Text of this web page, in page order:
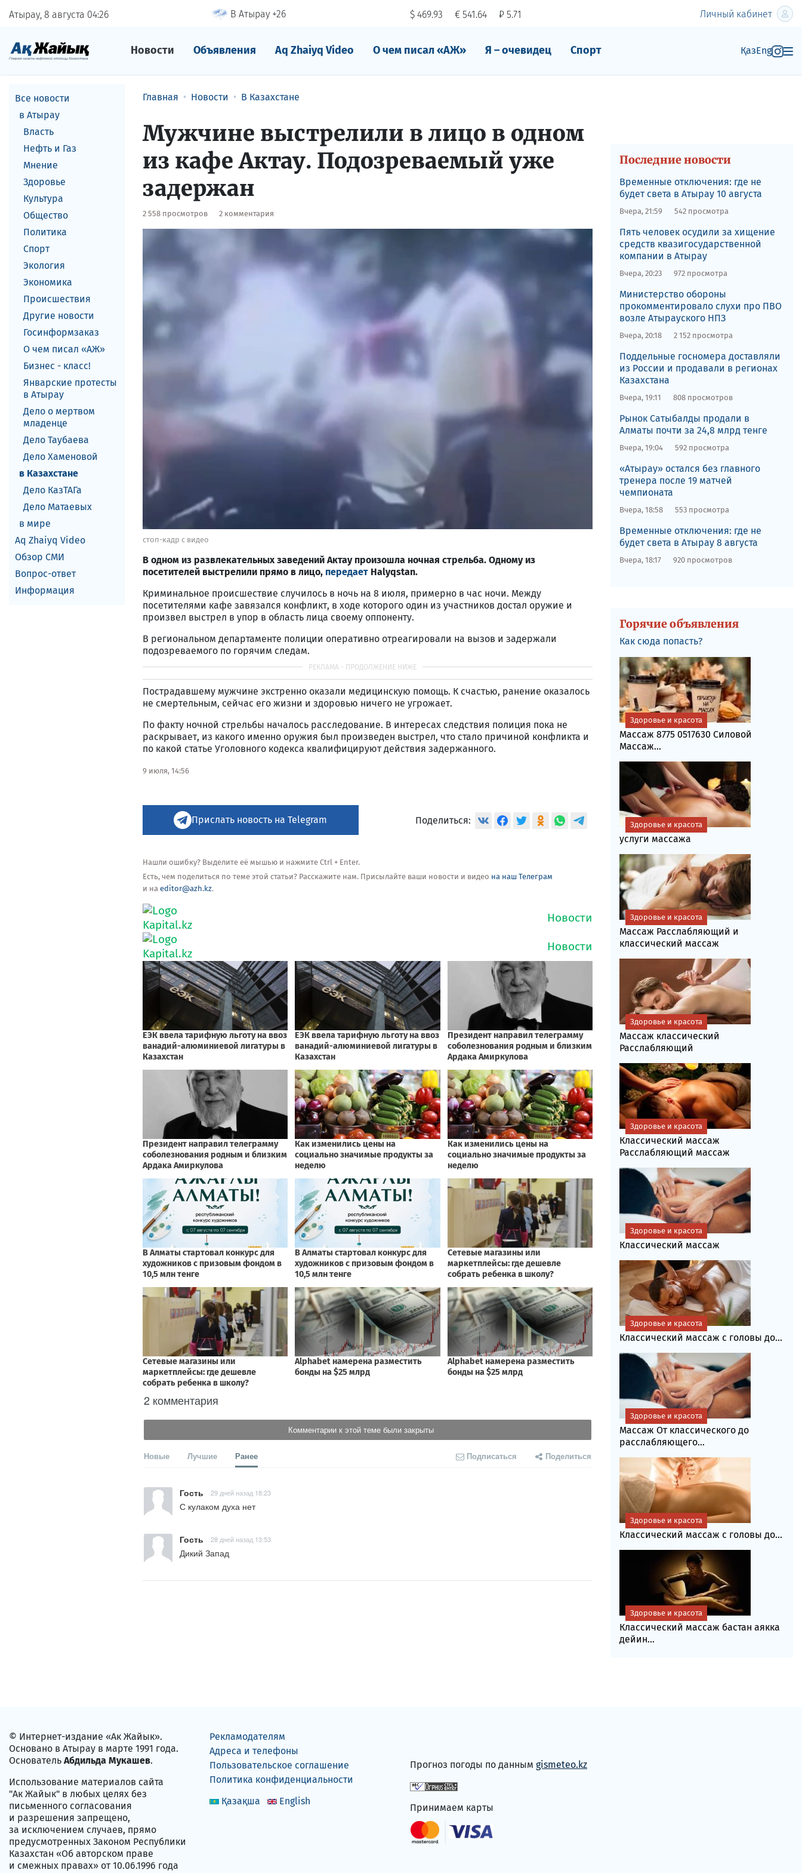
Атырау, 8 августа 0426 В Атырау +26 $ 469.93 € 541.64 ₽ 5.71 Личный кабинет
Новости Объявления Aq Zhaiyq Video О чем писал «АЖ» Я – очевидец Спорт ҚазEng
Все новости
в Атырау
Власть
Нефть и Газ
Мнение
Здоровье
Культура
Общество
Политика
Спорт
Экология
Экономика
Происшествия
Другие новости
Госинформзаказ
О чем писал «АЖ»
Бизнес - класс!
Январские протесты
в Атырау
Дело о мертвом
младенце
Дело Таубаева
Дело Хаменовой
в Казахстане
Дело КазТАГа
Дело Матаевых
в мире
Aq Zhaiyq Video
Обзор СМИ
Вопрос-ответ
Информация
Главная Новости В Казахстане
Мужчине выстрелили в лицо в одном
из кафе Актау. Подозреваемый уже
задержан
2 558 просмотров 2 комментария
стоп-кадр с видео
В одном из развлекательных заведений Актау произошла ночная стрельба. Одному из
посетителей выстрелили прямо в лицо, передает Halyqstan.
Криминальное происшествие случилось в ночь на 8 июля, примерно в час ночи. Между
посетителями кафе завязался конфликт, в ходе которого один из участников достал оружие и
произвел выстрел в упор в область лица своему оппоненту.
В региональном департаменте полиции оперативно отреагировали на вызов и задержали
подозреваемого по горячим следам.
Пострадавшему мужчине экстренно оказали медицинскую помощь. К счастью, ранение оказалось
не смертельным, сейчас его жизни и здоровью ничего не угрожает.
По факту ночной стрельбы началось расследование. В интересах следствия полиция пока не
раскрывает, из какого именно оружия был произведен выстрел, что стало причиной конфликта и
по какой статье Уголовного кодекса квалифицируют действия задержанного.
9 июля, 14:56
Прислать новость на Telegram Поделиться:
Нашли ошибку? Выделите её мышью и нажмите Ctrl + Enter.
Есть, чем поделиться по теме этой статьи? Расскажите нам. Присылайте ваши новости и видео на наш Телеграм
и на editor@azh.kz.
2 комментария
Комментарии к этой теме были закрыты
Новые Лучшие Ранее Подписаться Поделиться
Гость 29 дней назад 18:23
С кулаком духа нет
Гость 28 дней назад 13:53
Дикий Запад
Последние новости
Временные отключения: где не
будет света в Атырау 10 августа
Вчера, 21:59 542 просмотра
Пять человек осудили за хищение
средств квазигосударственной
компании в Атырау
Вчера, 20:23 972 просмотра
​Министерство обороны
прокомментировало слухи про ПВО
возле Атырауского НПЗ
Вчера, 20:18 2 152 просмотра
Поддельные госномера доставляли
из России и продавали в регионах
Казахстана
Вчера, 19:11 808 просмотров
Рынок Сатыбалды продали в
Алматы почти за 24,8 млрд тенге
Вчера, 19:04 592 просмотра
«Атырау» остался без главного
тренера после 19 матчей
чемпионата
Вчера, 18:58 553 просмотра
Временные отключения: где не
будет света в Атырау 8 августа
Вчера, 18:17 920 просмотров
Горячие объявления
Как сюда попасть?
Массаж 8775 0517630 Силовой
Массаж...
Здоровье и красота
услуги массажа
Здоровье и красота
Массаж Расслабляющий и
классический массаж
Здоровье и красота
Массаж классический
Расслабляющий
Здоровье и красота
Классический массаж
Расслабляющий массаж
Здоровье и красота
Классический массаж
Здоровье и красота
Классический массаж с головы до...
Здоровье и красота
Массаж От классического до
расслабляющего...
Здоровье и красота
Классический массаж с головы до...
Здоровье и красота
Классический массаж бастан аякка
дейин...
Здоровье и красота
© Интернет-издание «Ак Жайык».
Основано в Атырау в марте 1991 года.
Основатель Абдильда Мукашев.
Использование материалов сайта
"Ак Жайык" в любых целях без
письменного согласования
и разрешения запрещено,
за исключением случаев, прямо
предусмотренных Законом Республики
Казахстан «Об авторском праве
и смежных правах» от 10.06.1996 года
Рекламодателям
Адреса и телефоны
Пользовательское соглашение
Политика конфиденциальности
Қазақша
English
Прогноз погоды по данным gismeteo.kz
Принимаем карты